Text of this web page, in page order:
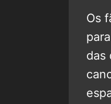
Os
das